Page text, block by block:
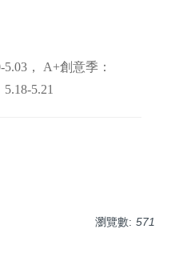
， A+創意季：
5.21
瀏覽數: 571